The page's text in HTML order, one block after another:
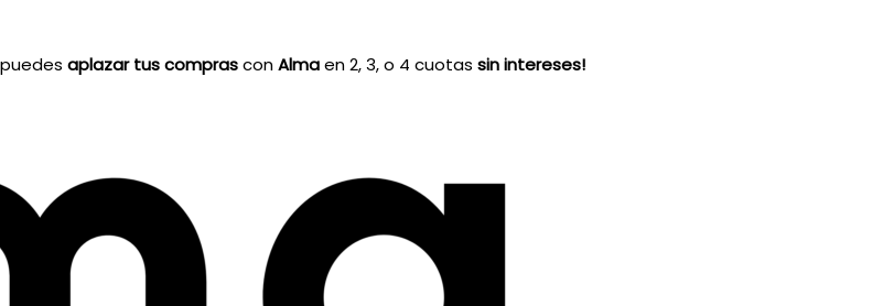
aplazar tus comprasconAlmaen 2, 3, o 4 cuotas sin intereses!